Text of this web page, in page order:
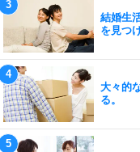
結婚生
を見つ
大々的
る。